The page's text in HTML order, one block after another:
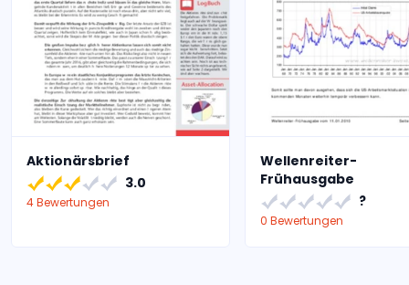
Aktionärsbrief
3.0
4 Bewertungen
Wellenreiter-
Frühausgabe
?
0 Bewertungen